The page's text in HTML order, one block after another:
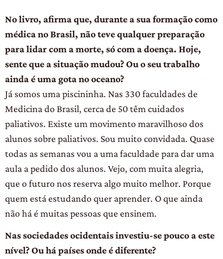
No livro, afirma que, durante a sua formação como
médica no Brasil, não teve qualquer preparação
para lidar com a morte, só com a doença. Hoje,
sente que a situação mudou? Ou o seu trabalho
ainda é uma gota no oceano?
Já somos uma piscininha. Nas 330 faculdades de
Medicina do Brasil, cerca de 50 têm cuidados
paliativos. Existe um movimento maravilhoso dos
alunos sobre paliativos. Sou muito convidada. Quase
todas as semanas vou a uma faculdade para dar uma
aula a pedido dos alunos. Vejo, com muita alegria,
que o futuro nos reserva algo muito melhor. Porque
quem está estudando quer aprender. O que ainda
não há é muitas pessoas que ensinem.
Nas sociedades ocidentais investiu-se pouco a este
nível? Ou há países onde é diferente?